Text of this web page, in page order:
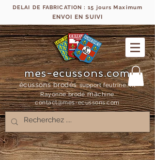
DELAI DE FABRICATION : 15 jours Maximum
ENVOI EN SUIVI
mes-ecussons.com
écussons brodés support feutrine, fil
Rayonne brodémachine
contact@mes-ecussons.com